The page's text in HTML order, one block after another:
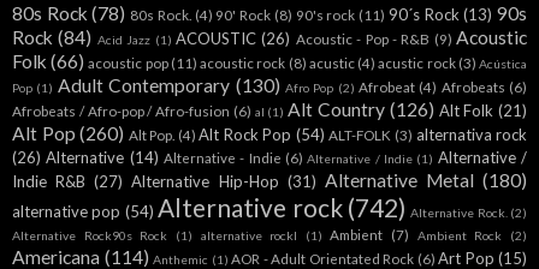
80s Rock (78) 80s Rock. (4) 90' Rock (8) 90's rock (11) 90´s Rock (13) 90s
Rock (84) Acid Jazz (1) ACOUSTIC (26) Acoustic - Pop - R&B (9) Acoustic
Folk (66) acoustic pop (11) acoustic rock (8) acustic (4) acustic rock (3) Acústica
Pop (1) Adult Contemporary (130) Afro Pop (2) Afrobeat (4) Afrobeats (6)
Afrobeats / Afro-pop / Afro-fusion (6) al (1) Alt Country (126) Alt Folk (21)
Alt Pop (260) Alt Pop. (4) Alt Rock Pop (54) ALT-FOLK (3) alternativa rock
(26) Alternative (14) Alternative - Indie (6) Alternative / Indie (1) Alternative /
Indie R&B (27) Alternative Hip-Hop (31) Alternative Metal (180)
alternative pop (54) Alternative rock (742) Alternative Rock. (2)
Alternative Rock90s Rock
(1) alternative rockl (1) Ambient (7) Ambient Rock (2)
Americana (114) Anthemic (1) AOR - Adult Orientated Rock (6) Art Pop (15)